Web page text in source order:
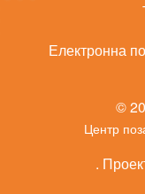
Електронна
©
Центр
.